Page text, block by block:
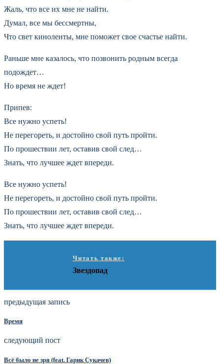
Жаль, что все их мне не найти.
Думал, все мы бессмертны,
Что свет киноленты, мне поможет свое счастье найти.
Раньше мне казалось, что позвонить родным всегда
подождет…
Но время не ждет!
Припев:
Все нужно успеть!
Не перегореть, и достойно свой путь пройти.
По прошествии лет, оставив свой след…
Знать, что лучшее ждет впереди.
Все нужно успеть!
Не перегореть, и достойно свой путь пройти.
По прошествии лет, оставив свой след…
Знать, что лучшее ждет впереди.
Читать также:
Звездопад
предыдущая запись
Время
следующий пост
Всё было не зря (feat. Гарик Сукачев)